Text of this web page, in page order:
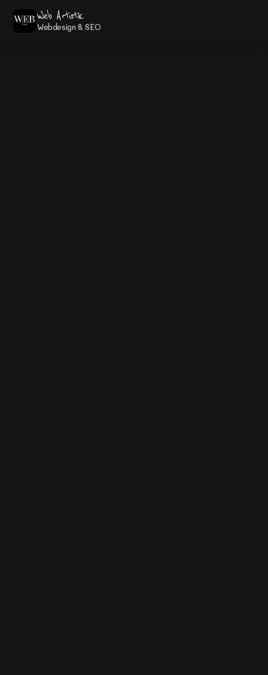
Web Artistik
Webdesign & SEO